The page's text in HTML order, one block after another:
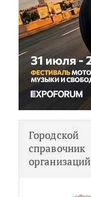
Городской
справочник
организаций